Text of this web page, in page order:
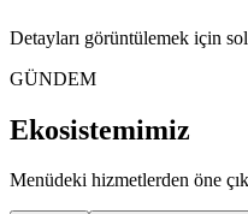
Detayları görüntülemek için
GÜNDEM
Ekosistemimiz
Menüdeki hizmetlerden öne